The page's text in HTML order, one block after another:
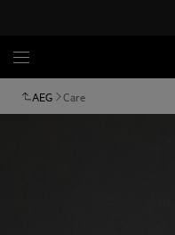
AEG Care